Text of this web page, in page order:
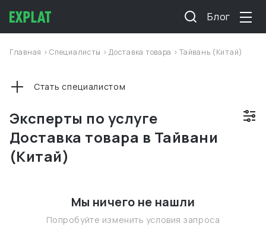
Блог
Главная >Специалисты >Доставка товара >Тайвань (Китай)
Эксперты по услуге
Доставка товара в Тайвани
(Китай)
Стать специалистом
Мы ничего не нашли
Попробуйте изменить условия запроса